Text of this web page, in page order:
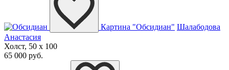
Картина "Обсидиан" Шалабодова
Анастасия
Холст, 50 x 100
65 000 руб.